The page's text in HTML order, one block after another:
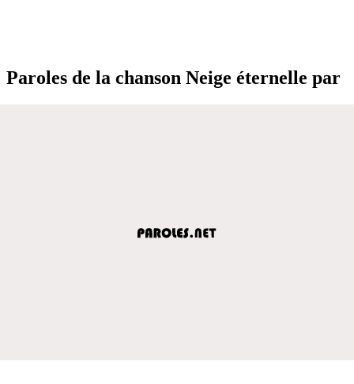
Paroles de la chanson Neige éternelle par